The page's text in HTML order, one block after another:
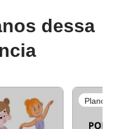
dessa
Plano 2